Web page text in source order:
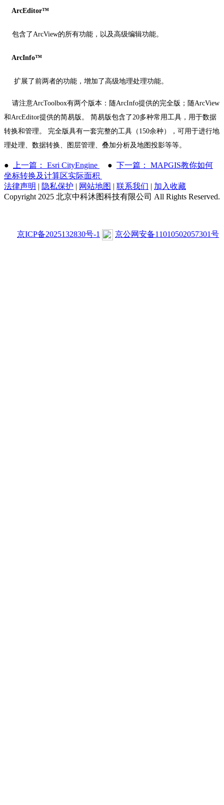
ArcEditor™
包含了ArcView的所有功能，以及高级编辑功能。
ArcInfo™
扩展了前两者的功能，增加了高级地理处理功能。
请注意ArcToolbox有两个版本：随ArcInfo提供的完全版；随ArcView
和ArcEditor提供的简易版。 简易版包含了 20多种常用工具，用于数据
转换和管理。
完全版具有一套完整的工具（ 150余种），可用于进行地
理处理、数据转换、图层管理、叠加分析及地图投影等等。
● 上一篇： Esri CityEngine ● 下一篇： MAPGIS教你如何
坐标转换及计算区实际面积
法律声明 | 隐私保护 | 网站地图 | 联系我们 | 加入收藏
Copyright 2025 北京中科沐图科技有限公司 All Rights Reserved.
京ICP备2025132830号-1 京公网安备11010502057301号